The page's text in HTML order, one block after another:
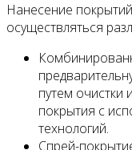
Нанесение
осуществляться
путем очистки
покрытия с
технологий.
Спрей-